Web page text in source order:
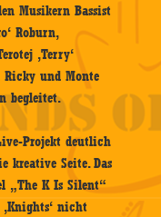
Musikern Bassist
Roburn,
‚Terry‘
Ricky und Monte
begleitet.
Projekt deutlich
kreative Seite. Das
„The K Is Silent“
nicht